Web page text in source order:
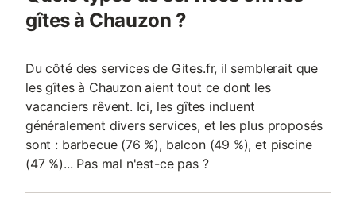
gîtes à Chauzon ?
Du côté des services de Gites.fr, il semblerait que
les gîtes à Chauzon aient tout ce dont les
vacanciers rêvent. Ici, les gîtes incluent
généralement divers services, et les plus proposés
sont : barbecue (76 %), balcon (49 %), et piscine
(47 %)... Pas mal n'est-ce pas ?